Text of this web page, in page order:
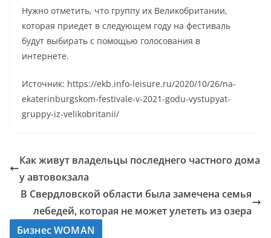
Нужно отметить, что группу их Великобритании,
которая приедет в следующем году на фестиваль
будут выбирать с помощью голосования в
интернете.
Источник: https://ekb.info-leisure.ru/2020/10/26/na-
ekaterinburgskom-festivale-v-2021-godu-vystupyat-
gruppy-iz-velikobritanii/
Как живут владельцы последнего частного дома
у автовокзала
В Свердловской области была замечена семья
лебедей, которая не может улететь из озера
Бизнес WOMAN